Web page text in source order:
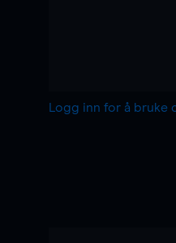
Logg inn for å bruke